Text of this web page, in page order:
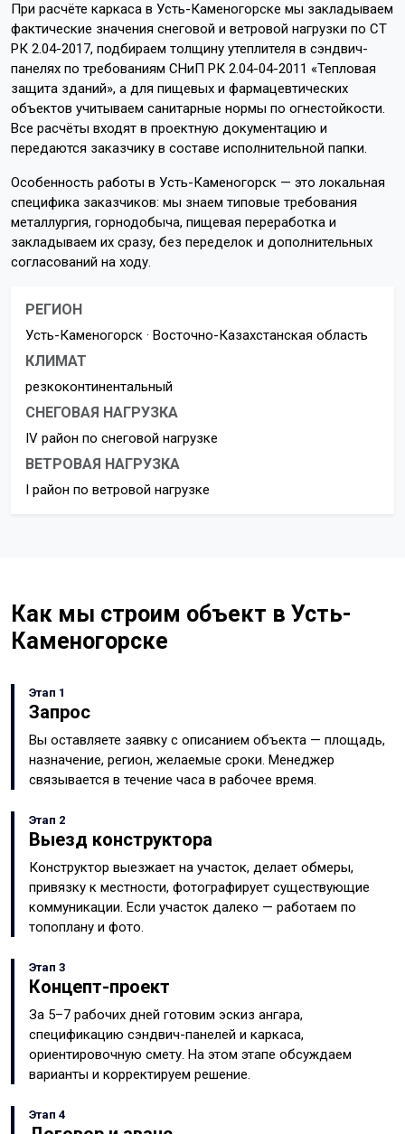
При расчёте каркаса в Усть-Каменогорске мы закладываем
фактические значения снеговой и ветровой нагрузки по СТ
РК 2.04-2017, подбираем толщину утеплителя в сэндвич-
панелях по требованиям СНиП РК 2.04-04-2011 «Тепловая
защита зданий», а для пищевых и фармацевтических
объектов учитываем санитарные нормы по огнестойкости.
Все расчёты входят в проектную документацию и
передаются заказчику в составе исполнительной папки.
Особенность работы в Усть-Каменогорск — это локальная
специфика заказчиков: мы знаем типовые требования
металлургия, горнодобыча, пищевая переработка и
закладываем их сразу, без переделок и дополнительных
согласований на ходу.
РЕГИОН
Усть-Каменогорск · Восточно-Казахстанская область
КЛИМАТ
резкоконтинентальный
СНЕГОВАЯ НАГРУЗКА
IV район по снеговой нагрузке
ВЕТРОВАЯ НАГРУЗКА
I район по ветровой нагрузке
Как мы строим объект в Усть-
Каменогорске
Этап 1
Запрос
Вы оставляете заявку с описанием объекта — площадь,
назначение, регион, желаемые сроки. Менеджер
связывается в течение часа в рабочее время.
Этап 2
Выезд конструктора
Конструктор выезжает на участок, делает обмеры,
привязку к местности, фотографирует существующие
коммуникации. Если участок далеко — работаем по
топоплану и фото.
Этап 3
Концепт-проект
За 5–7 рабочих дней готовим эскиз ангара,
спецификацию сэндвич-панелей и каркаса,
ориентировочную смету. На этом этапе обсуждаем
варианты и корректируем решение.
Этап 4